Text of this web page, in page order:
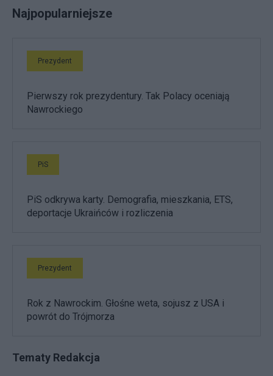
Najpopularniejsze
Prezydent
Pierwszy rok prezydentury. Tak Polacy oceniają
Nawrockiego
PiS
PiS odkrywa karty. Demografia, mieszkania, ETS,
deportacje Ukraińców i rozliczenia
Prezydent
Rok z Nawrockim. Głośne weta, sojusz z USA i
powrót do Trójmorza
Tematy Redakcja